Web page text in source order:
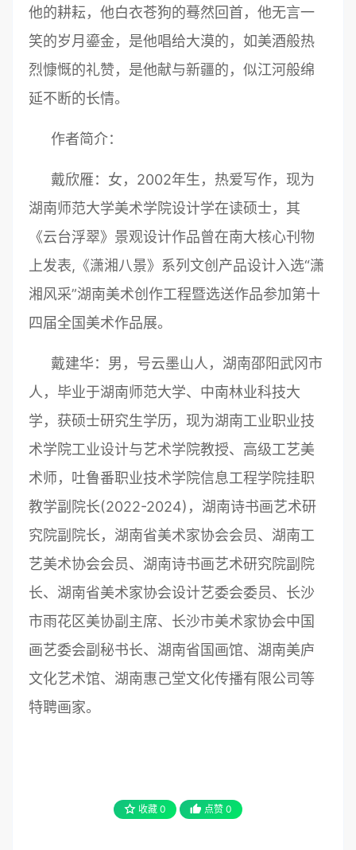
他的耕耘，他白衣苍狗的蓦然回首，他无言一
笑的岁月鎏金，是他唱给大漠的，如美酒般热
烈慷慨的礼赞，是他献与新疆的，似江河般绵
延不断的长情。
作者简介：
戴欣雁：女，2002年生，热爱写作，现为
湖南师范大学美术学院设计学在读硕士，其
《云台浮翠》景观设计作品曾在南大核心刊物
上发表,《潇湘八景》系列文创产品设计入选“潇
湘风采”湖南美术创作工程暨选送作品参加第十
四届全国美术作品展。
戴建华：男，号云墨山人，湖南邵阳武冈市
人，毕业于湖南师范大学、中南林业科技大
学，获硕士研究生学历，现为湖南工业职业技
术学院工业设计与艺术学院教授、高级工艺美
术师，吐鲁番职业技术学院信息工程学院挂职
教学副院长(2022-2024)，湖南诗书画艺术研
究院副院长，湖南省美术家协会会员、湖南工
艺美术协会会员、湖南诗书画艺术研究院副院
长、湖南省美术家协会设计艺委会委员、长沙
市雨花区美协副主席、长沙市美术家协会中国
画艺委会副秘书长、湖南省国画馆、湖南美庐
文化艺术馆、湖南惠己堂文化传播有限公司等
特聘画家。
收藏 0 点赞 0